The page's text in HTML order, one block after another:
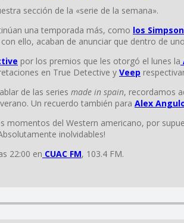
sección de la «serie de la semana».
una temporada más, como los Simpson
ello, acaban de anunciar que dentro de
por los premios que les otorgó el lunes la
en True Detective y Veep
de las series made in spain, recordamos
Un recuerdo también para Alex
momentos del Western americano, por
inolvidables!
22:00 en CUAC FM, 103.4 FM.